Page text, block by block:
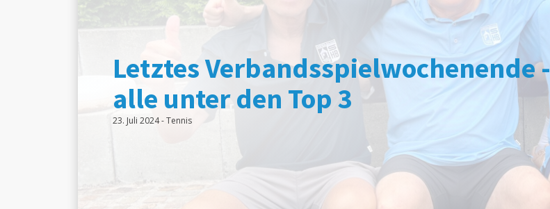
Letztes Verbandsspielwochenende -
alle unter den Top 3
23. Juli 2024-Tennis